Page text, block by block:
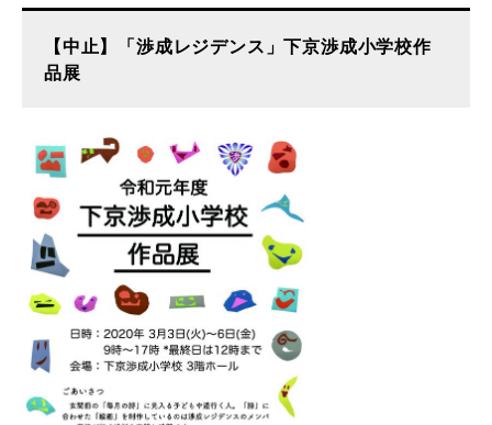
【中止】「渉成レジデンス」下京渉成小学校作
品展